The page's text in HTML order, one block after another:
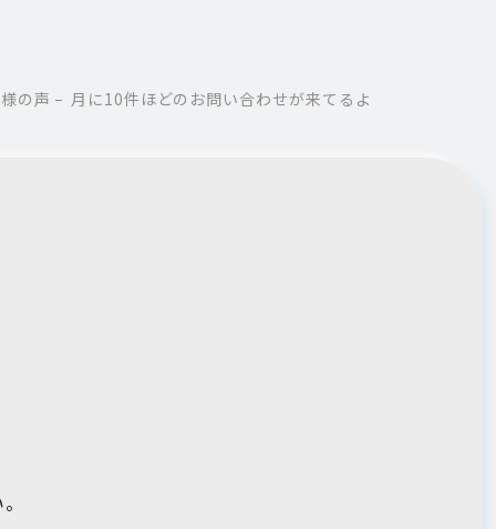
の声 月に10件ほどのお問い合わせが来てるよ